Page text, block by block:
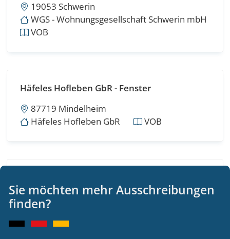
19053 Schwerin
WGS - Wohnungsgesellschaft Schwerin mbH
VOB
Häfeles Hofleben GbR - Fenster
87719 Mindelheim
Häfeles Hofleben GbR
VOB
Sporthalle/Mensa-RBS Holzheim
35394 Gießen
Landkreis Gießen - Der Kreisausschuss -
Sie möchten mehr Ausschreibungen
finden?